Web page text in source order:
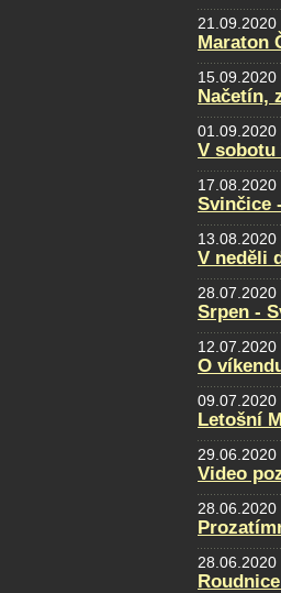
21.09.2020
Maraton
15.09.2020
Načetín,
01.09.2020
V sobotu
17.08.2020
Svinčice
13.08.2020
V neděli
28.07.2020
Srpen -
12.07.2020
O
09.07.2020
Letošní
29.06.2020
Video
28.06.2020
28.06.2020